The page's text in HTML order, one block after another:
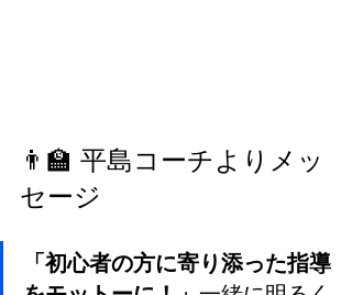
👨‍🏫 平島コーチよりメッ
セージ
「初心者の方に寄り添った指導